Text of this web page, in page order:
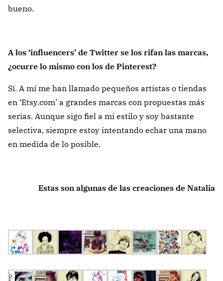
bueno.
A los ‘influencers’ de Twitter se los rifan las marcas,
¿ocurre lo mismo con los de Pinterest?
Sí. A mí me han llamado pequeños artistas o tiendas
en ‘Etsy.com’ a grandes marcas con propuestas más
serias. Aunque sigo fiel a mi estilo y soy bastante
selectiva, siempre estoy intentando echar una mano
en medida de lo posible.
Estas son algunas de las creaciones de Natalia